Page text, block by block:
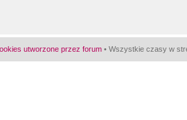
utworzone przez forum • Wszystkie czasy w